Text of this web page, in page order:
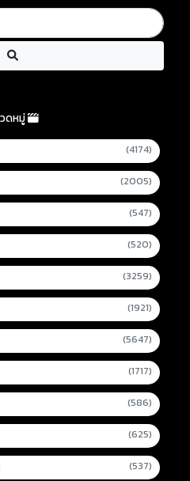
ดหมู่
(4174)
(2005)
(547)
(520)
(3259)
(1921)
(5647)
(1717)
(586)
(625)
(537)